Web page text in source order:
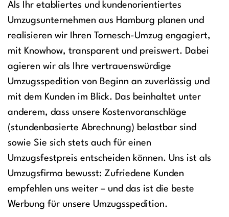
Als Ihr etabliertes und kundenorientiertes
Umzugsunternehmen aus Hamburg planen und
realisieren wir Ihren Tornesch-Umzug engagiert,
mit Knowhow, transparent und preiswert. Dabei
agieren wir als Ihre vertrauenswürdige
Umzugsspedition von Beginn an zuverlässig und
mit dem Kunden im Blick. Das beinhaltet unter
anderem, dass unsere Kostenvoranschläge
(stundenbasierte Abrechnung) belastbar sind
sowie Sie sich stets auch für einen
Umzugsfestpreis entscheiden können. Uns ist als
Umzugsfirma bewusst: Zufriedene Kunden
empfehlen uns weiter – und das ist die beste
Werbung für unsere Umzugsspedition.